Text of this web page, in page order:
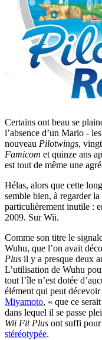
Certains ont beau se
l’absence d’un Mario -
nouveau Pilotwings,
Famicom et quinze ans
est tout de même une
Hélas, alors que cette
semble bien, à regarder
particulièrement inutile :
2009. Sur Wii.
Comme son titre le
Wuhu, que l’on avait
Plus il y a presque deux
L’utilisation de Wuhu
tout l’île n’est dotée
élément qui peut
Miyamoto, « que ce
dans lequel il se passe
Wii Fit Plus ont suffi pour
stéréotypée.